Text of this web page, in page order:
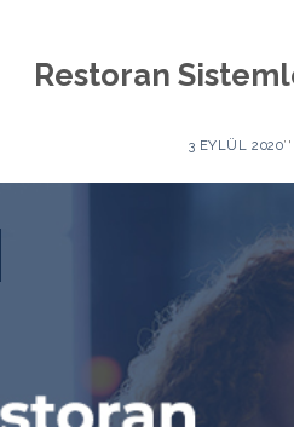
Restoran
3 EYLÜL 2020